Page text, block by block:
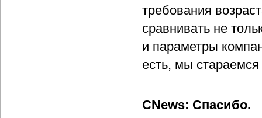
требования
сравнивать не
и параметры
есть, мы
CNews: Спасибо.